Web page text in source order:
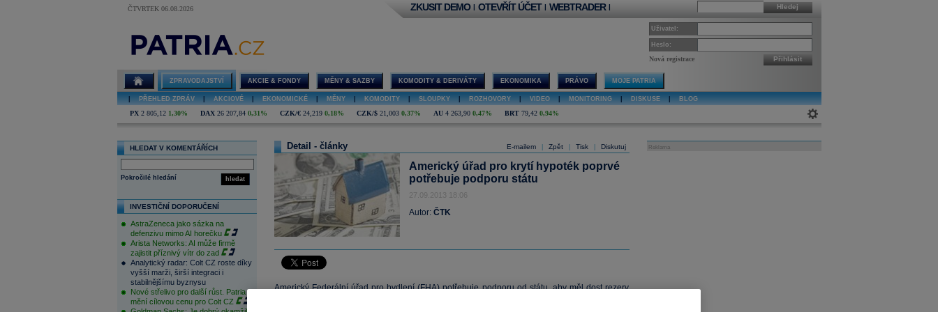
ČTVRTEK 06.08.2026 Hledej
ZKUSIT DEMO | OTEVŘÍT ÚČET | WEBTRADER |
Uživatel:
Heslo:
Nová registrace Přihlásit
ZPRAVODAJSTVÍ AKCIE & FONDY MĚNY & SAZBY KOMODITY & DERIVÁTY EKONOMIKA PRÁVO MOJE PATRIA
PŘEHLED ZPRÁV AKCIOVÉ EKONOMICKÉ MĚNY KOMODITY SLOUPKY ROZHOVORY VIDEO MONITORING DISKUSE BLOG
PX 2 805,12 1,30% DAX 26 207,84 0,31% CZK/€ 24,219 0,18% CZK/$ 21,003 0,37% AU 4 263,90 0,47% BRT 79,42 0,94%
HLEDAT V KOMENTÁŘÍCH
hledat
Pokročilé hledání
INVESTIČNÍ DOPORUČENÍ
AstraZeneca jako sázka na
defenzivu mimo AI horečku
Arista Networks: AI může firmě
zajistit příznivý vítr do zad
Analytický radar: Colt CZ roste díky
vyšší marži, širší integraci i
stabilnějšímu byznysu
Nové střelivo pro další růst. Patria
mění cílovou cenu pro Colt CZ
E-mailem Zpět Tisk Diskutuj
Detail - články
Americký úřad pro krytí hypoték poprvé
potřebuje podporu státu
27.09.2013 18:06
Autor: ČTK
Americký Federální úřad pro bydlení (FHA) potřebuje podporu od státu, aby měl dost rezerv
Reklama